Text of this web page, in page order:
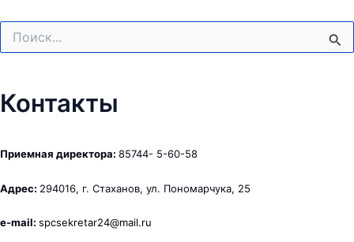
Контакты
Приемная директора: 85744- 5-60-58
Адрес: 294016, г. Стаханов, ул. Пономарчука, 25
e-mail: spcsekretar24@mail.ru